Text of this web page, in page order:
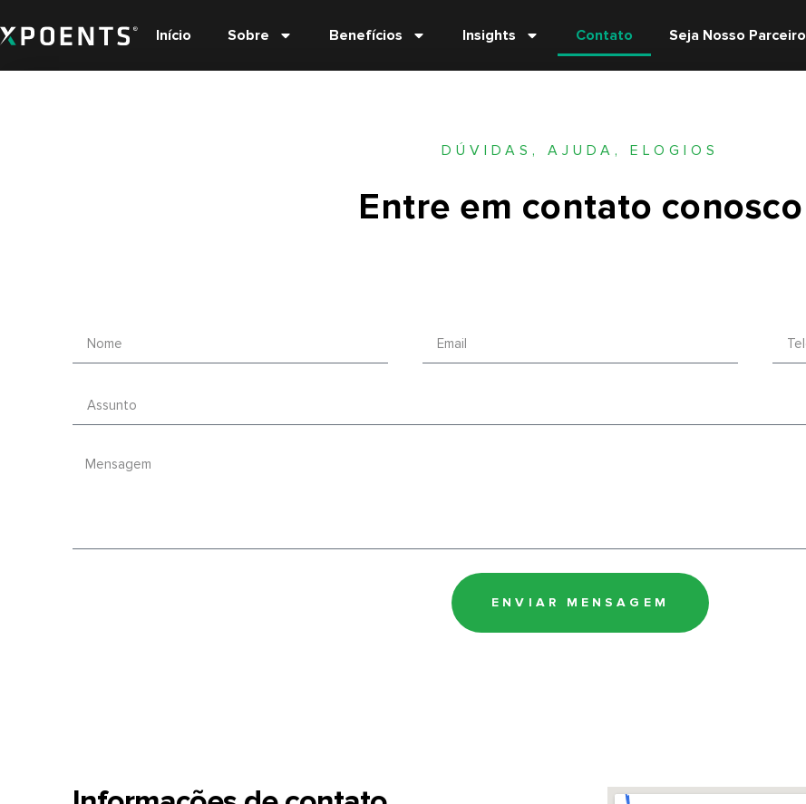
Início Sobre Benefícios Insights Contato Seja Nosso Parceiro
DÚVIDAS, AJUDA, ELOGIOS
Entre em contato conosco
ENVIAR MENSAGEM